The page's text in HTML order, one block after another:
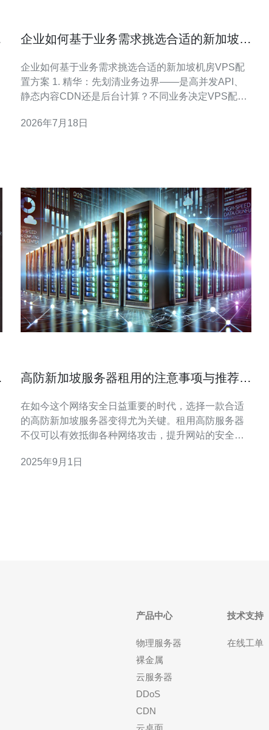
企业如何基于业务需求挑选合适的新加坡机
企业如何基于业务需求挑选合适的新加坡机房VPS配
置方案 1. 精华：先划清业务边界——是高并发API、
静态内容CDN还是后台计算？不同业务决定VPS配置
备良好国际出口和互联互通（IX）节点的新加坡机
2026年7月18日
高防新加坡服务器租用的注意事项与推荐方
在如今这个网络安全日益重要的时代，选择一款合适
的高防新加坡服务器变得尤为关键。租用高防服务器
不仅可以有效抵御各种网络攻击，提升网站的安全性
选择高防服务器时，需要考虑多个方面，包括服务商
2025年9月1日
产品中心
物理服务器
裸金属
云服务器
DDoS
CDN
云桌面
技术支持
在线工单